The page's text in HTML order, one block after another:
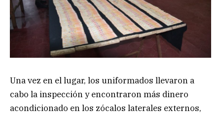
Una vez en el lugar, los uniformados llevaron a
cabo la inspección y encontraron más dinero
acondicionado en los zócalos laterales externos,